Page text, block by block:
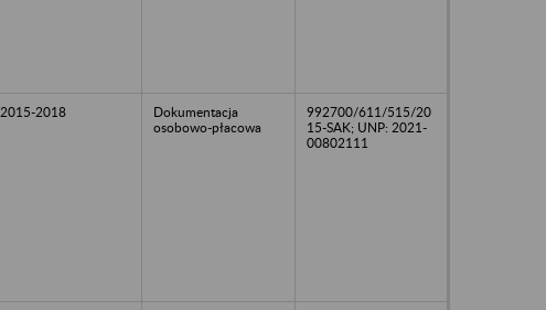
2015-2018
Dokumentacja
osobowo-płacowa
992700/611/515/20
15-SAK; UNP: 2021-
00802111